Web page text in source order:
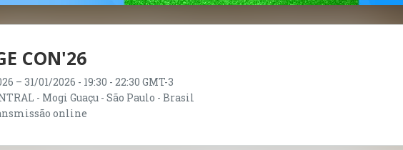
CON'26
– 31/01/2026 - 19:30 - 22:30 GMT-3
- Mogi Guaçu - São Paulo - Brasil
online